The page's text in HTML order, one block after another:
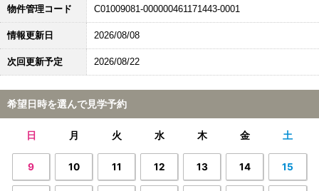
物件管理コード C01009081-000000461171443-0001
情報更新日 2026/08/08
次回更新予定 2026/08/22
希望日時を選んで見学予約
日 月 火 水 木 金 土
9 10 11 12 13 14 15